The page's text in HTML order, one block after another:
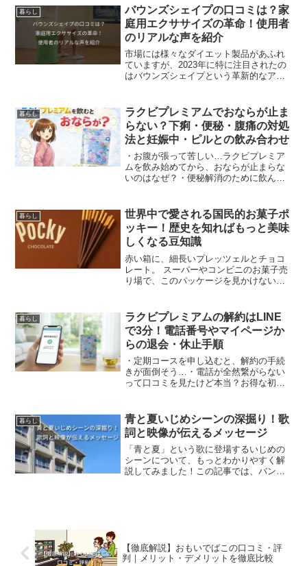
ら、一度はこの緑色のパッケージを目に
したことがあるので...
暮らし
バウンズシェイプの口コミは？家
庭用エクササイズの革命！使用者
のリアルな声を紹介
市場には様々なダイエット製品があふれ
ていますが、2023年に特に注目されたの
はバウンズシェイプという革新的なアイ
描いたユーモラスなテレビCMを目にして
いるでしょう。この...
暮らし
ラクビプレミアムでおならが止ま
らない？下痢・便秘・腹痛の対処
法と妊娠中・ピルとの飲み合わせ
・お腹が張って苦しい…ラクビプレミア
ムを飲み始めてから、おならが止まらな
いのはなぜ？・便秘解消のために飲んだ
の？腸内環境を整えてスッキリ痩せたい
と思って始めたはずが、思...
暮らし
世界中で愛される国民的お菓子ポ
ッキー！歴史を知ればもっと美味
しくなる豆知識
赤い箱に、細長いプレッツェルとチョコ
レート。 スーパーやコンビニのお菓子売
り場で、このパッケージを見かけない日
売以来、世代を超えて愛され続けている
ロングセラー商品...
暮らし
ラクビプレミアムの解約はLINE
で3分！電話番号やマイページか
らの退会・休止手順
・定期コースを申し込むと、解約の手続
きが面倒そう…・電話が全然繋がらない
って口コミを見たけど本当？お得な初回
かった時にスムーズに辞められるか不安
で、最後の一歩が踏み出せ...
暮らし
青と夏いじめシーンの深掘り！歌
詞と映像が伝えるメッセージ
「青と夏」という歌に登場するいじめの
シーンについて、もっとわかりやすく解
説してみました！この記事では、バン
【徹底解説】おもいでばこの口コミ・評
判｜メリット・デメリットを徹底比較